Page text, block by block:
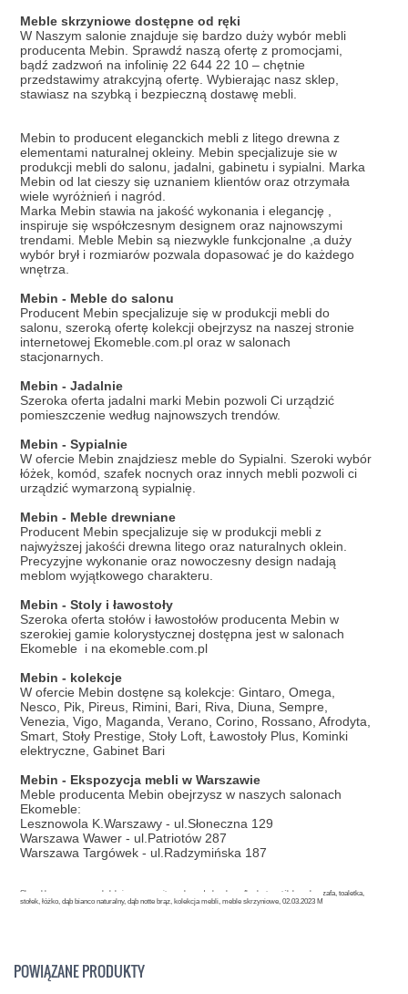
Meble skrzyniowe dostępne od ręki
W Naszym salonie znajduje się bardzo duży wybór mebli
producenta Mebin. Sprawdź naszą ofertę z promocjami,
bądź zadzwoń na infolinię 22 644 22 10 – chętnie
przedstawimy atrakcyjną ofertę. Wybierając nasz sklep,
stawiasz na szybką i bezpieczną dostawę mebli.
Mebin to producent eleganckich mebli z litego drewna z
elementami naturalnej okleiny. Mebin specjalizuje sie w
produkcji mebli do salonu, jadalni, gabinetu i sypialni. Marka
Mebin od lat cieszy się uznaniem klientów oraz otrzymała
wiele wyróżnień i nagród.
Marka Mebin stawia na jakość wykonania i elegancję ,
inspiruje się współczesnym designem oraz najnowszymi
trendami. Meble Mebin są niezwykle funkcjonalne ,a duży
wybór brył i rozmiarów pozwala dopasować je do każdego
wnętrza.
Mebin - Meble do salonu
Producent Mebin specjalizuje się w produkcji mebli do
salonu, szeroką ofertę kolekcji obejrzysz na naszej stronie
internetowej Ekomeble.com.pl oraz w salonach
stacjonarnych.
Mebin - Jadalnie
Szeroka oferta jadalni marki Mebin pozwoli Ci urządzić
pomieszczenie według najnowszych trendów.
Mebin - Sypialnie
W ofercie Mebin znajdziesz meble do Sypialni. Szeroki wybór
łóżek, komód, szafek nocnych oraz innych mebli pozwoli ci
urządzić wymarzoną sypialnię.
Mebin - Meble drewniane
Producent Mebin specjalizuje się w produkcji mebli z
najwyższej jakośći drewna litego oraz naturalnych oklein.
Precyzyjne wykonanie oraz nowoczesny design nadają
meblom wyjątkowego charakteru.
Mebin - Stoly i ławostoły
Szeroka oferta stołów i ławostołów producenta Mebin w
szerokiej gamie kolorystycznej dostępna jest w salonach
Ekomeble i na ekomeble.com.pl
Mebin - kolekcje
W ofercie Mebin dostęne są kolekcje: Gintaro, Omega,
Nesco, Pik, Pireus, Rimini, Bari, Riva, Diuna, Sempre,
Venezia, Vigo, Maganda, Verano, Corino, Rossano, Afrodyta,
Smart, Stoły Prestige, Stoły Loft, Ławostoły Plus, Kominki
elektryczne, Gabinet Bari
Mebin - Ekspozycja mebli w Warszawie
Meble producenta Mebin obejrzysz w naszych salonach
Ekomeble:
Lesznowola K.Warszawy - ul.Słoneczna 129
Warszawa Wawer - ul.Patriotów 287
Warszawa Targówek - ul.Radzymińska 187
Słowa kluczowe: rossano, kolekcja rossano, witryna, komoda, barek, szafka, lustro, stół, krzesła, szafa, toaletka,
stołek, łóżko, dąb bianco naturalny, dąb notte brąz, kolekcja mebli, meble skrzyniowe, 02.03.2023 M
POWIĄZANE PRODUKTY